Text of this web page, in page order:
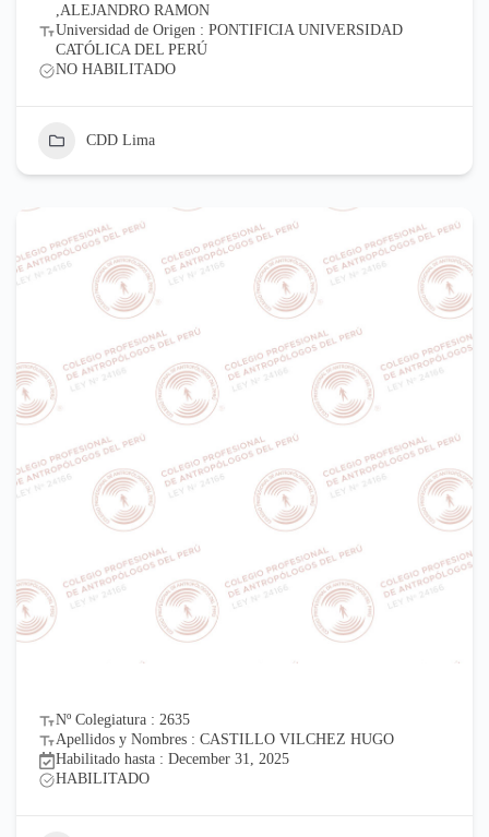
,ALEJANDRO RAMON
Universidad de Origen : PONTIFICIA UNIVERSIDAD
CATÓLICA DEL PERÚ
NO HABILITADO
CDD Lima
Nº Colegiatura : 2635
Apellidos y Nombres : CASTILLO VILCHEZ HUGO
Habilitado hasta : December 31, 2025
HABILITADO